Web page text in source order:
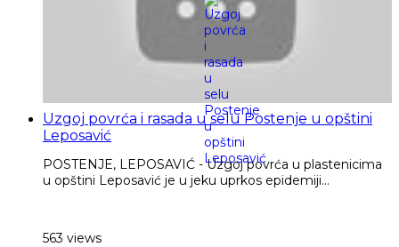
Uzgoj povrća i rasada u selu Postenje u opštini
Leposavić
POSTENJE, LEPOSAVIĆ - Uzgoj povrća u plastenicima
u opštini Leposavić je u jeku uprkos epidemiji...
563 views